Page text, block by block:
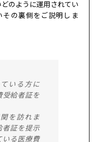
のように運用されてい
の裏側をご説明しま
いる方に
受給者証を
を訪れま
者証を提示
いる医療費